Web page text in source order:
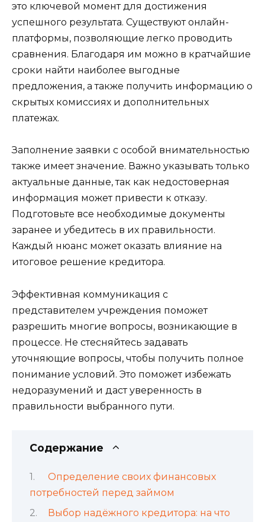
это ключевой момент для достижения
успешного результата. Существуют онлайн-
платформы, позволяющие легко проводить
сравнения. Благодаря им можно в кратчайшие
сроки найти наиболее выгодные
предложения, а также получить информацию о
скрытых комиссиях и дополнительных
платежах.
Заполнение заявки с особой внимательностью
также имеет значение. Важно указывать только
актуальные данные, так как недостоверная
информация может привести к отказу.
Подготовьте все необходимые документы
заранее и убедитесь в их правильности.
Каждый нюанс может оказать влияние на
итоговое решение кредитора.
Эффективная коммуникация с
представителем учреждения поможет
разрешить многие вопросы, возникающие в
процессе. Не стесняйтесь задавать
уточняющие вопросы, чтобы получить полное
понимание условий. Это поможет избежать
недоразумений и даст уверенность в
правильности выбранного пути.
Содержание
Определение своих финансовых
потребностей перед займом
Выбор надёжного кредитора: на что